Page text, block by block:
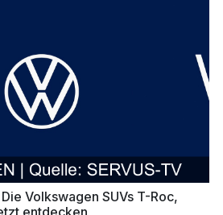
Volkswagen SUVs T-Roc,
entdecken